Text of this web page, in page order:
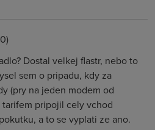
Dostal velkej flastr, nebo to
sem o pripadu, kdy za
(pry na jeden modem od
pripojil cely vchod
a to se vyplati ze ano.